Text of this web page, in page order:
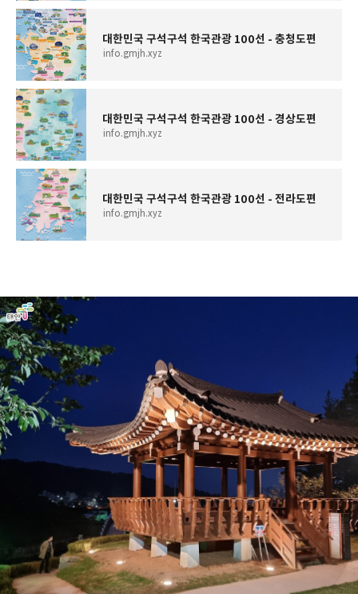
대한민국 구석구석 한국관광 100선 - 충청도편
info.gmjh.xyz
대한민국 구석구석 한국관광 100선 - 경상도편
info.gmjh.xyz
대한민국 구석구석 한국관광 100선 - 전라도편
info.gmjh.xyz